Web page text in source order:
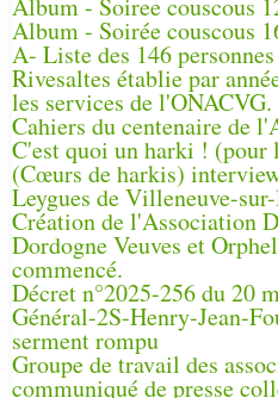
Album - Soirée couscous
A- Liste des 146
Rivesaltes établie par
les services de l'ONACVG.
Cahiers du centenaire de
C'est quoi un harki ! (pour
(Cœurs de harkis)
Leygues de Villeneuve-
Création de l'Association
Dordogne Veuves et
commencé.
Décret n°2025-256 du 20
Général-2S-Henry-Jean-
serment rompu
Groupe de travail des
communiqué de presse